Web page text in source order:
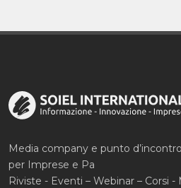
Media company e punto
per Imprese e Pa
Riviste - Eventi – Webinar – Corsi